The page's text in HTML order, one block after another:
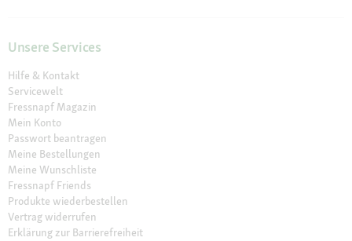
Unsere Services
Hilfe & Kontakt
Servicewelt
Fressnapf Magazin
Mein Konto
Passwort beantragen
Meine Bestellungen
Meine Wunschliste
Fressnapf Friends
Produkte wiederbestellen
Vertrag widerrufen
Erklärung zur Barrierefreiheit